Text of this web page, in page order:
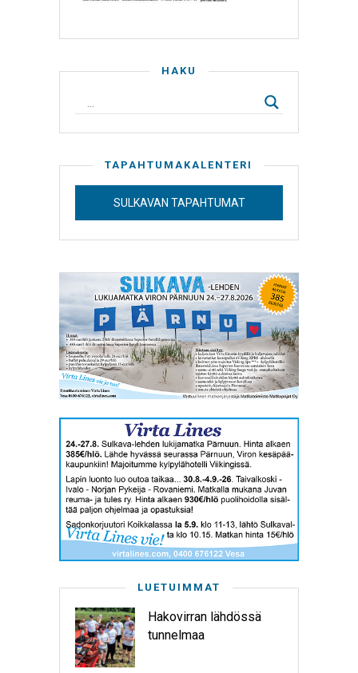
HAKU
TAPAHTUMAKALENTERI
SULKAVAN TAPAHTUMAT
LUETUIMMAT
Hakovirran lähdössä
tunnelmaa